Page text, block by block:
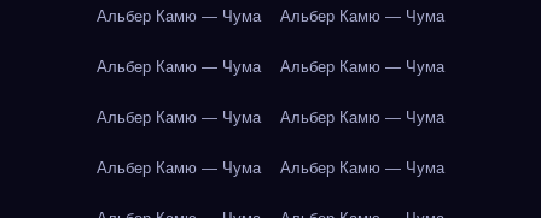
Альбер Камю — Чума Альбер Камю — Чума
Альбер Камю — Чума Альбер Камю — Чума
Альбер Камю — Чума Альбер Камю — Чума
Альбер Камю — Чума Альбер Камю — Чума